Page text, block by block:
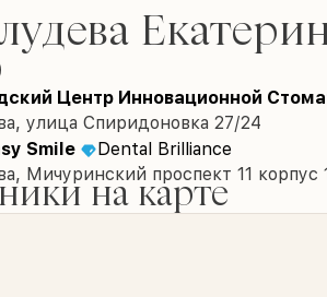
Центр Инновационной
улица Спиридоновка 27/24
Smile
Dental Brilliance
Мичуринский проспект 11 корпус
на карте